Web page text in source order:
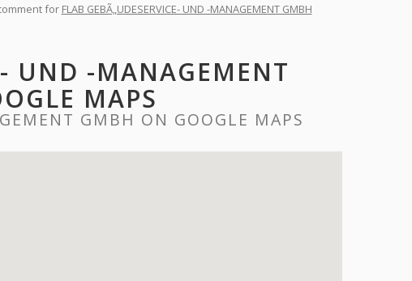
for FLAB GEBÃ„UDESERVICE- UND -MANAGEMENT GMBH
UND -MANAGEMENT
MAPS
GMBH ON GOOGLE MAPS